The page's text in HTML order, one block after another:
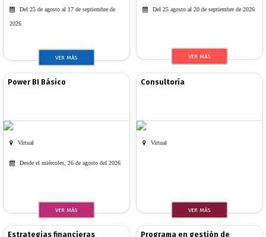
Del 25 de agosto al 17 de septiembre de
2026
VER MÁS
Del 25 agosto al 20 de septiembre de 2026
VER MÁS
Power BI Básico
Virtual
Desde el miércoles, 26 de agosto del 2026
VER MÁS
Consultoría
Virtual
VER MÁS
Estrategias financieras
Programa en gestión de